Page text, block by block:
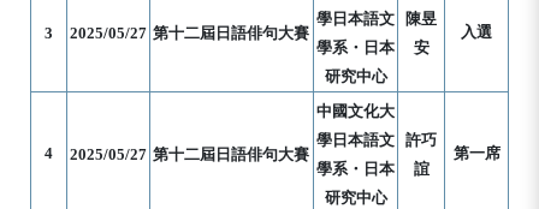
3 2025/05/27 第十二屆日語俳句大賽
學日本語文
學系・日本
研究中心
陳昱
安
入選
4 2025/05/27 第十二屆日語俳句大賽
中國文化大
學日本語文
學系・日本
研究中心
許巧
誼
第一席